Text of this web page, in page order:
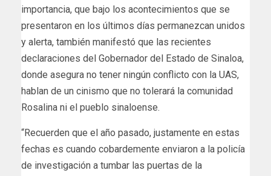
importancia, que bajo los acontecimientos que se
presentaron en los últimos días permanezcan unidos
y alerta, también manifestó que las recientes
declaraciones del Gobernador del Estado de Sinaloa,
donde asegura no tener ningún conflicto con la UAS,
hablan de un cinismo que no tolerará la comunidad
Rosalina ni el pueblo sinaloense.
“Recuerden que el año pasado, justamente en estas
fechas es cuando cobardemente enviaron a la policía
de investigación a tumbar las puertas de la